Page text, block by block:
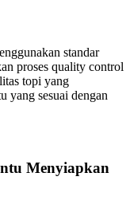
standar
proses quality control
topi yang
yang sesuai dengan
Menyiapkan